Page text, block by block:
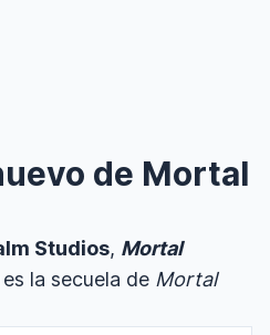
de Mortal
Studios, Mortal
la secuela de Mortal